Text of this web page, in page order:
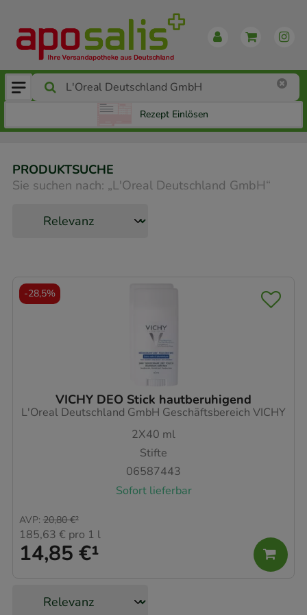
Rezept Einlösen
PRODUKTSUCHE
Sie suchen nach: „L'Oreal Deutschland GmbH“
VICHY DEO Stick hautberuhigend
L'Oreal Deutschland GmbH Geschäftsbereich VICHY
2X40 ml
Stifte
06587443
Sofort lieferbar
14,85 €¹
AVP: 20,80 €²
185,63 € pro 1 l
-28,5%